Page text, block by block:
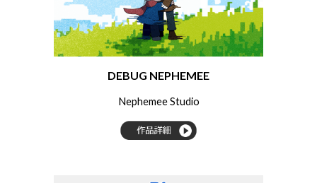
DEBUG NEPHEMEE
Nephemee Studio